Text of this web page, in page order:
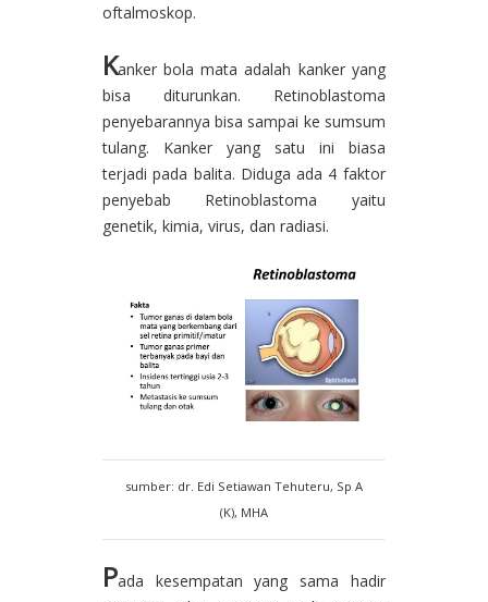
oftalmoskop.
Kanker bola mata adalah kanker yang
bisa diturunkan. Retinoblastoma
penyebarannya bisa sampai ke sumsum
tulang. Kanker yang satu ini biasa
terjadi pada balita. Diduga ada 4 faktor
penyebab Retinoblastoma yaitu
genetik, kimia, virus, dan radiasi.
sumber: dr. Edi Setiawan Tehuteru, Sp A
(K), MHA
Pada kesempatan yang sama hadir